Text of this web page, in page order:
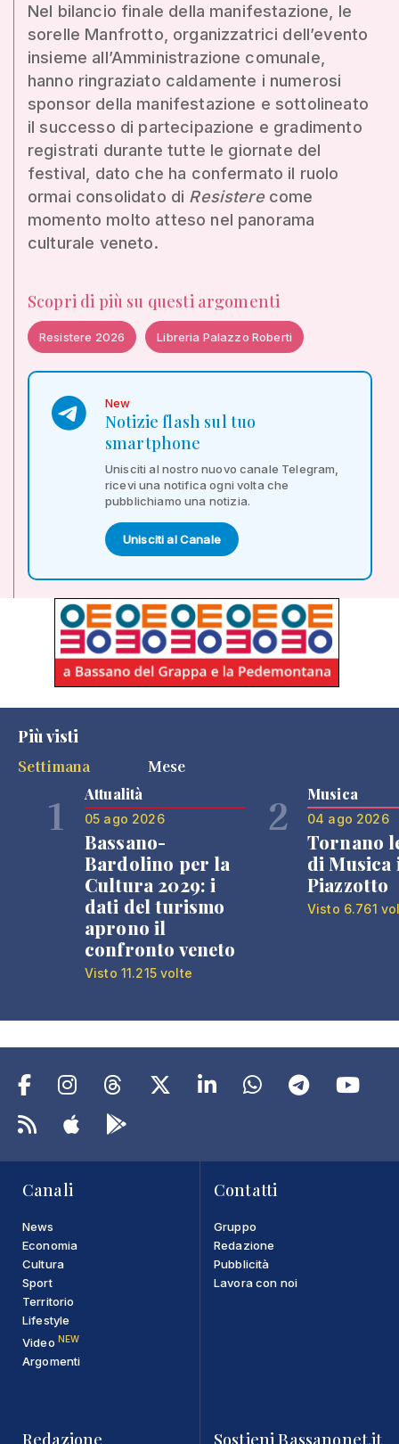
Nel bilancio finale della manifestazione, le
sorelle Manfrotto, organizzatrici dell’evento
insieme all’Amministrazione comunale,
hanno ringraziato caldamente i numerosi
sponsor della manifestazione e sottolineato
il successo di partecipazione e gradimento
registrati durante tutte le giornate del
festival, dato che ha confermato il ruolo
ormai consolidato di Resisterecome
momento molto atteso nel panorama
culturale veneto.
Scopri di più su questi argomenti
Resistere 2026 Libreria Palazzo Roberti
New
Notizie flash sul tuo
smartphone
Unisciti al nostro nuovo canale Telegram,
ricevi una notifica ogni volta che
pubblichiamo una notizia.
Unisciti al Canale
Più visti
Settimana
Mese
1 Attualità
05 ago 2026
Bassano-
Bardolino per la
Cultura 2029: i
dati del turismo
aprono il
confronto veneto
Visto 11.215 volte
2 Musica
04 ago 2026
Tornano
di Musica
Piazzotto
Visto 6.761
Canali
News
Economia
Cultura
Sport
Territorio
Lifestyle
Video NEW
Argomenti
Contatti
Gruppo
Redazione
Pubblicità
Lavora con noi
Redazione Sostieni Bassanonet.it